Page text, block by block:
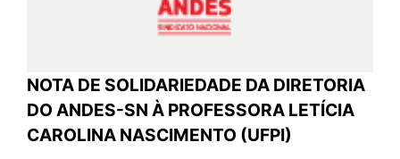
NOTA DE SOLIDARIEDADE DA DIRETORIA
DO ANDES-SN À PROFESSORA LETÍCIA
CAROLINA NASCIMENTO (UFPI)